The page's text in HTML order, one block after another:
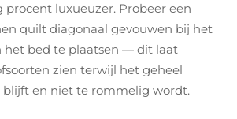
procent luxueuzer. Probeer een
quilt diagonaal gevouwen bij het
het bed te plaatsen — dit laat
zien terwijl het geheel
blijft en niet te rommelig wordt.